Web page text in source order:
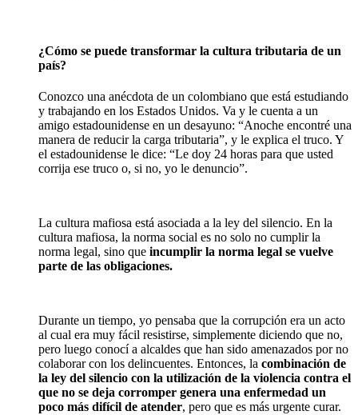
¿Cómo se puede transformar la cultura tributaria de un
país?
Conozco una anécdota de un colombiano que está estudiando
y trabajando en los Estados Unidos. Va y le cuenta a un
amigo estadounidense en un desayuno: “Anoche encontré una
manera de reducir la carga tributaria”, y le explica el truco. Y
el estadounidense le dice: “Le doy 24 horas para que usted
corrija ese truco o, si no, yo le denuncio”.
La cultura mafiosa está asociada a la ley del silencio. En la
cultura mafiosa, la norma social es no solo no cumplir la
norma legal, sino que incumplir la norma legal se vuelve
parte de las obligaciones.
Durante un tiempo, yo pensaba que la corrupción era un acto
al cual era muy fácil resistirse, simplemente diciendo que no,
pero luego conocí a alcaldes que han sido amenazados por no
colaborar con los delincuentes. Entonces, la combinación de
la ley del silencio con la utilización de la violencia contra el
que no se deja corromper genera una enfermedad un
poco más difícil de atender, pero que es más urgente curar.